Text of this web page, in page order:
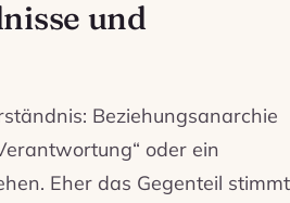
und
Beziehungsanarchie
oder ein
Eher das Gegenteil stimmt